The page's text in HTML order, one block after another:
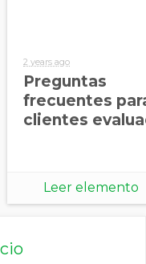
2 years ago
Preguntas
frecuentes
clientes
Leer elemento